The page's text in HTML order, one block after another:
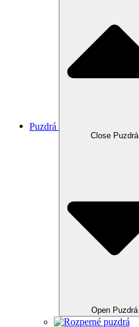
Puzdrá
Close Puzdrá
Open Puzdrá